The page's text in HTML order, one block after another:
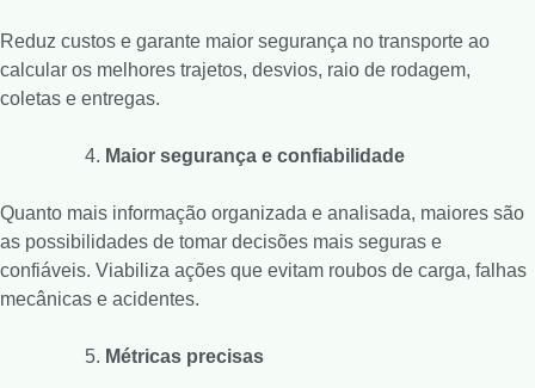
Reduz custos e garante maior segurança no transporte ao
calcular os melhores trajetos, desvios, raio de rodagem,
coletas e entregas.
Maior segurança e confiabilidade
Quanto mais informação organizada e analisada, maiores são
as possibilidades de tomar decisões mais seguras e
confiáveis. Viabiliza ações que evitam roubos de carga, falhas
mecânicas e acidentes.
Métricas precisas